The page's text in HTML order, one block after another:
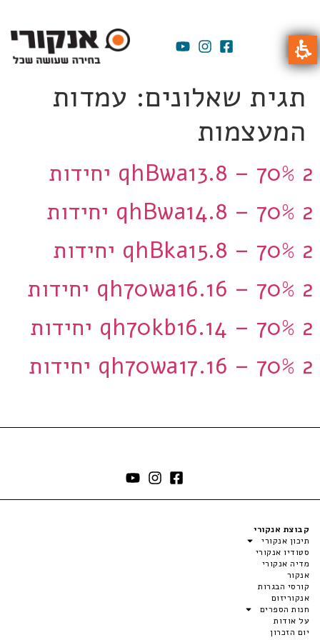
תגית שאלונים: עמדות
המעצמות
qhBwa13.8 – 70% 2 יחידות
qhBwa14.8 – 70% 2 יחידות
qhBka15.8 – 70% 2 יחידות
qh70wa16.16 – 70% 2 יחידות
qh70kb16.14 – 70% 2 יחידות
qh70wa17.16 – 70% 2 יחידות
קבוצת אנקורי
תיכון אנקורי
סטודיו אנקורי
מדיה אנקורי
אנקור
קורסי הבגרות
אנקוריזום
חנות הספרים
על אודות
יום הזכרון